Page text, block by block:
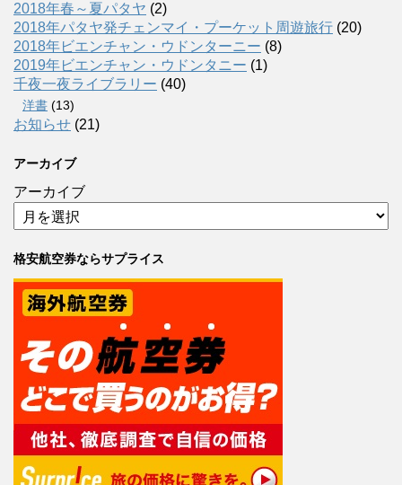
2018年春～夏パタヤ (2)
2018年パタヤ発チェンマイ・プーケット周遊旅行 (20)
2018年ビエンチャン・ウドンターニー (8)
2019年ビエンチャン・ウドンタニー (1)
千夜一夜ライブラリー (40)
洋書 (13)
お知らせ (21)
アーカイブ
アーカイブ
格安航空券ならサプライス